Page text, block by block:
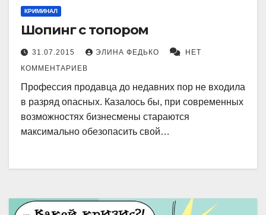
КРИМИНАЛ
Шопинг с топором
31.07.2015 ЭЛИНА ФЕДЬКО
НЕТ
КОММЕНТАРИЕВ
Профессия продавца до недавних пор не входила
в разряд опасных. Казалось бы, при современных
возможностях бизнесмены стараются
максимально обезопасить свой…